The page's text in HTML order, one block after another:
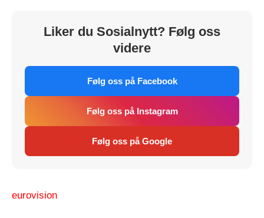
Liker du Sosialnytt? Følg oss
videre
Følg oss på Facebook
Følg oss på Instagram
Følg oss på Google
eurovision